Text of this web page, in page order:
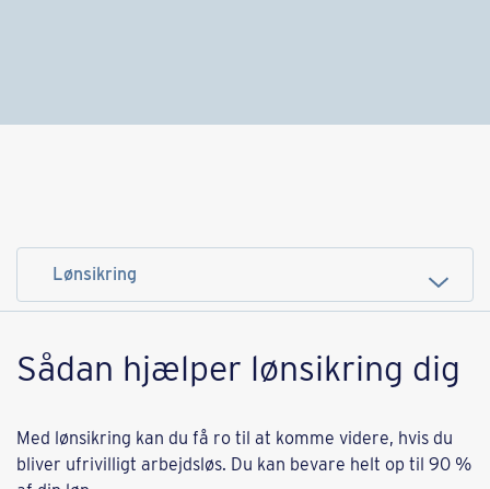
Sådan hjælper lønsikring dig
Med lønsikring kan du få ro til at komme videre, hvis du
bliver ufrivilligt arbejdsløs. Du kan bevare helt op til 90 %